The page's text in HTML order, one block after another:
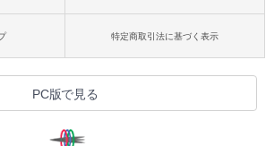
特定商取引法に基づく表示
PC版で見る